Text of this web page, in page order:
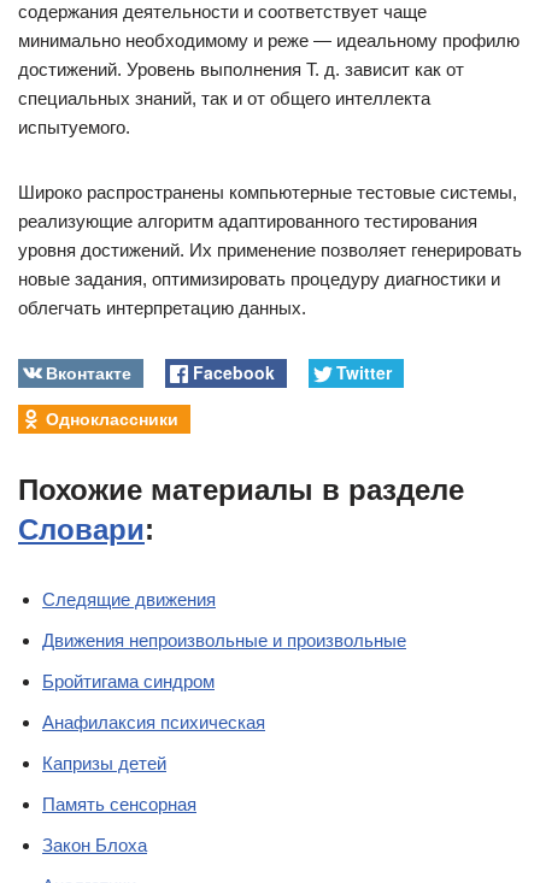
содержания деятельности и соответствует чаще
минимально необходимому и реже — идеальному профилю
достижений. Уровень выполнения Т. д. зависит как от
специальных знаний, так и от общего интеллекта
испытуемого.
Широко распространены компьютерные тестовые системы,
реализующие алгоритм адаптированного тестирования
уровня достижений. Их применение позволяет генерировать
новые задания, оптимизировать процедуру диагностики и
облегчать интерпретацию данных.
Вконтакте Facebook
Twitter
Одноклассники
Похожие материалы в разделе
Словари:
Следящие движения
Движения непроизвольные и произвольные
Бройтигама синдром
Анафилаксия психическая
Капризы детей
Память сенсорная
Закон Блоха